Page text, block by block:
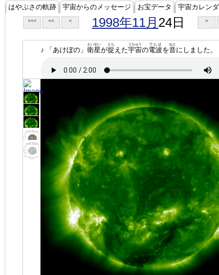
はやぶさの軌跡 宇宙からのメッセージ お宝データ 宇宙カレン
<<< << < 1998年11月 24日 >
♪ 「あけぼの」 衛星
えいせい
が捉
とら
えた宇宙
うちゅう
の電波
でんぱ
を音
おと
にしました。